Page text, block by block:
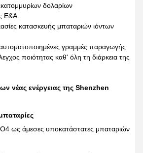
δολαρίων
Ε&Α
κατασκευής μπαταριών ιόντων
γραμμές παραγωγής
ποιότητας καθ' όλη τη διάρκεια της
νέας ενέργειας της Shenzhen
ως άμεσες υποκατάστατες μπαταριών